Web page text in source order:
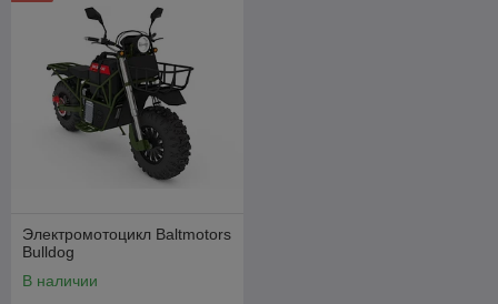
Электромотоцикл Baltmotors
Bulldog
В наличии